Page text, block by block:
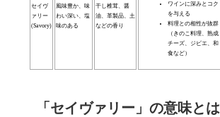
セイヴ
ァリー
(Savory)
風味豊か、味
わい深い、塩
味のある
干し椎茸、醤
油、革製品、土
などの香り
ワインに深みとコク
を与える
料理との相性が抜群
（きのこ料理、熟成
チーズ、ジビエ、和
食など）
「セイヴァリー」の意味とは